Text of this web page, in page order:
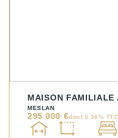
MAISON FAMILIALE
MESLAN
295 000 €dont 5.36%